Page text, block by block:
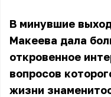
В минувшие
Макеева дала
откровенное
вопросов
жизни